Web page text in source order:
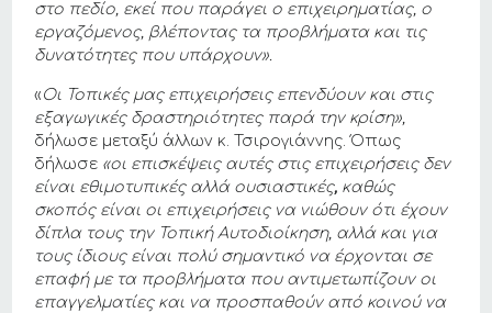
στο πεδίο, εκεί που παράγει ο επιχειρηματίας, ο
εργαζόμενος, βλέποντας τα προβλήματα και τις
δυνατότητες που υπάρχουν».
« Οι Τοπικές μας επιχειρήσεις επενδύουν και στις
εξαγωγικές δραστηριότητες παρά την κρίση»,
δήλωσε μεταξύ άλλων κ. Τσιρογιάννης. Όπως
δήλωσε «οι επισκέψεις αυτές στις επιχειρήσεις δεν
είναι εθιμοτυπικές αλλά ουσιαστικές, καθώς
σκοπός είναι οι επιχειρήσεις να νιώθουν ότι έχουν
δίπλα τους την Τοπική Αυτοδιοίκηση, αλλά και για
τους ίδιους είναι πολύ σημαντικό να έρχονται σε
επαφή με τα προβλήματα που αντιμετωπίζουν οι
επαγγελματίες και να προσπαθούν από κοινού να